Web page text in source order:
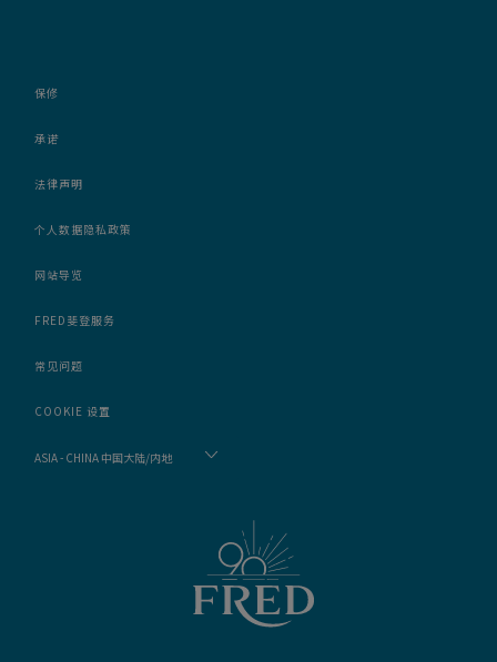
保修
承诺
法律声明
个人数据隐私政策
网站导览
FRED斐登服务
常见问题
COOKIE 设置
ASIA - CHINA 中国大陆/内地